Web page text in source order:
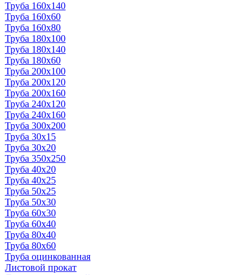
Труба 160x140
Труба 160x60
Труба 160x80
Труба 180x100
Труба 180x140
Труба 180x60
Труба 200x100
Труба 200x120
Труба 200x160
Труба 240x120
Труба 240x160
Труба 300x200
Труба 30x15
Труба 30x20
Труба 350x250
Труба 40x20
Труба 40x25
Труба 50x25
Труба 50x30
Труба 60x30
Труба 60x40
Труба 80x40
Труба 80x60
Труба оцинкованная
Листовой прокат